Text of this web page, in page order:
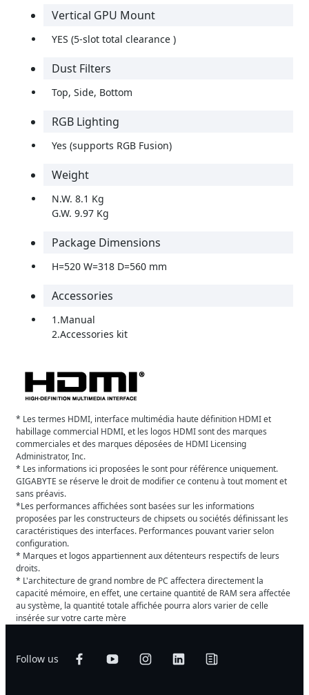
Vertical GPU Mount
YES (5-slot total clearance )
Dust Filters
Top, Side, Bottom
RGB Lighting
Yes (supports RGB Fusion)
Weight
N.W. 8.1 Kg
G.W. 9.97 Kg
Package Dimensions
H=520 W=318 D=560 mm
Accessories
1.Manual
2.Accessories kit
* Les termes HDMI, interface multimédia haute définition HDMI et
habillage commercial HDMI, et les logos HDMI sont des marques
commerciales et des marques déposées de HDMI Licensing
Administrator, Inc.
* Les informations ici proposées le sont pour référence uniquement.
GIGABYTE se réserve le droit de modifier ce contenu à tout moment et
sans préavis.
*Les performances affichées sont basées sur les informations
proposées par les constructeurs de chipsets ou sociétés définissant les
caractéristiques des interfaces. Performances pouvant varier selon
configuration.
* Marques et logos appartiennent aux détenteurs respectifs de leurs
droits.
* L'architecture de grand nombre de PC affectera directement la
capacité mémoire, en effet, une certaine quantité de RAM sera affectée
au système, la quantité totale affichée pourra alors varier de celle
insérée sur votre carte mère
Follow us